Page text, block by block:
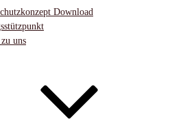
Download
uns